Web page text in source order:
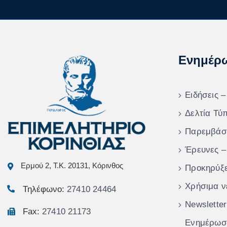
Ερμού 2, Τ.Κ. 20131, Κόρινθος
Τηλέφωνο: 27410 24464
Fax: 27410 21173
Ειδήσεις
Δελτία
Έρευνες
Χρήσιμα
Newsletter